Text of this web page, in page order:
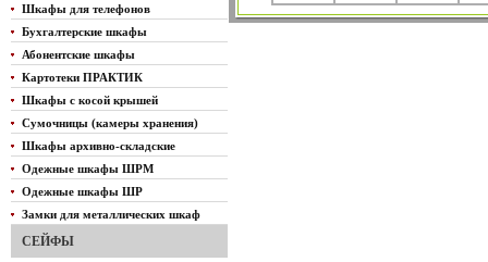
Шкафы для телефонов
Бухгалтерские шкафы
Абонентские шкафы
Картотеки ПРАКТИК
Шкафы с косой крышей
Сумочницы (камеры хранения)
Шкафы архивно-складские
Одежные шкафы ШРМ
Одежные шкафы ШР
Замки для металлических шкаф
СЕЙФЫ